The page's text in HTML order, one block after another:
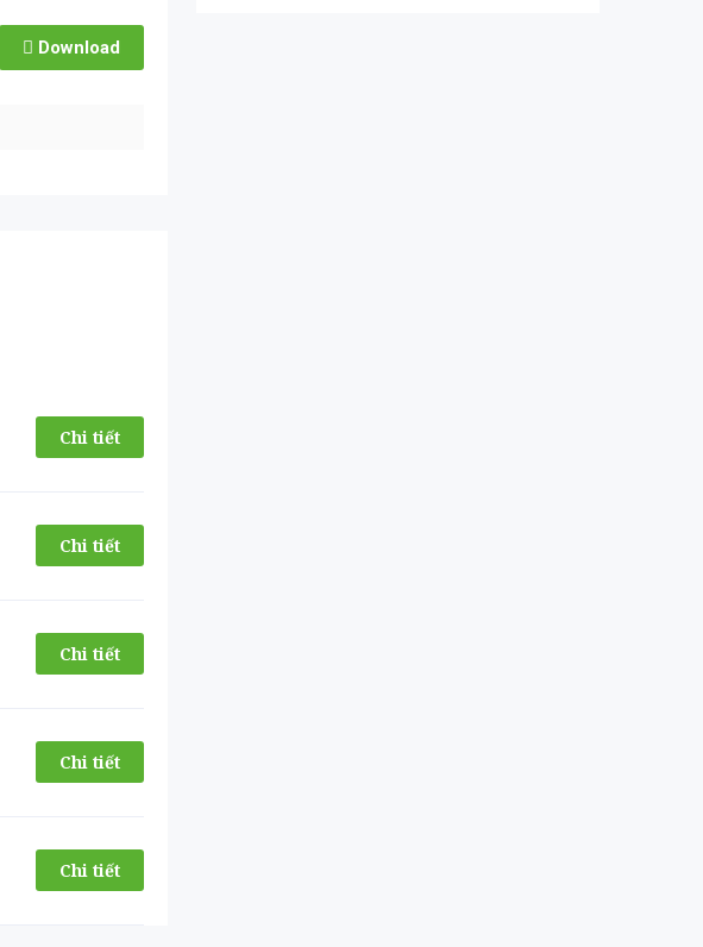
Download
Chi tiết
Chi tiết
Chi tiết
Chi tiết
Chi tiết